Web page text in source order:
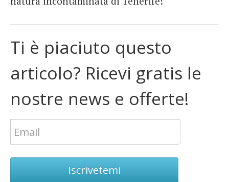
Ti è piaciuto questo
articolo? Ricevi gratis le
nostre news e offerte!
Iscrivetemi